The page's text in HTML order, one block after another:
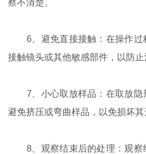
察不清楚。
6、避免直接接触：在操作过
接触镜头或其他敏感部件，以防止
7、小心取放样品：在取放隐
避免挤压或弯曲样品，以免损坏其
8、观察结束后的处理：观察